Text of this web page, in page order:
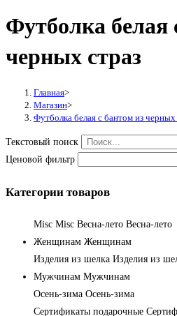
Футболка белая
черных страз
Главная>
Магазин>
Футболка белая с бантом из черных
Текстовый поиск
Ценовой фильтр
Категории товаров
Misc Misc Весна-лето Весна-лето
Женщинам Женщинам
Изделия из шелка Изделия из
Мужчинам Мужчинам
Осень-зима Осень-зима
Сертификаты подарочные